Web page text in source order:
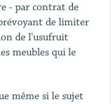
- par contrat de
de limiter
de l'usufruit
meubles qui le
même si le sujet